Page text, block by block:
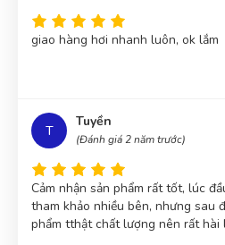
giao hàng hơi nhanh luôn, ok lắm
T
Tuyền
(Đánh giá 2 năm trước)
Cảm nhận sản phẩm rất tốt, lúc
tham khảo nhiều bên, nhưng sau
phẩm tthật chất lượng nên rất hài